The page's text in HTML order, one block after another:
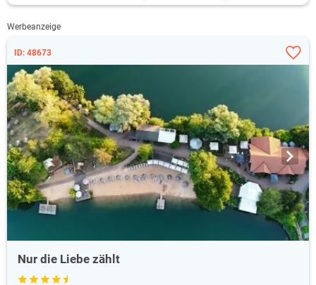
Werbeanzeige
ID: 48673
Nur die Liebe zählt